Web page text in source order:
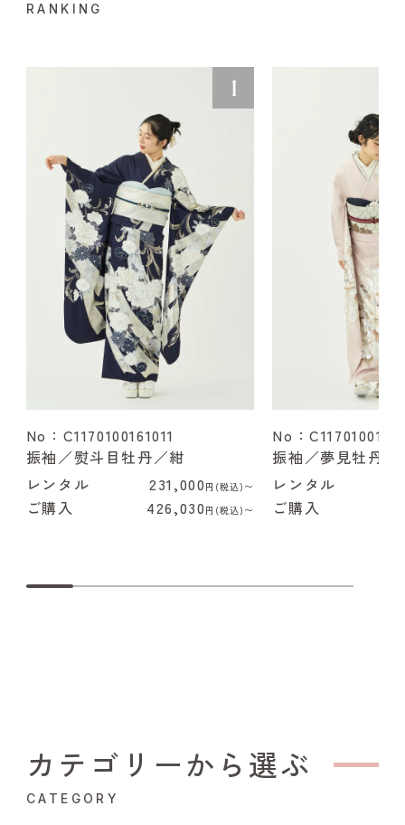
RANKING
No：C1170100161011
振袖／熨斗目牡丹／紺
レンタル
231,000 円(税込)〜
ご購入 426,030 円(税込)〜
No：
振袖／夢見牡丹／
レンタル
ご購入
カテゴリーから選ぶ
CATEGORY